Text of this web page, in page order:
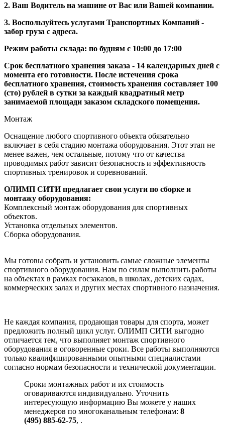
2. Ваш Водитель на машине от Вас или Вашей компании.
3. Воспользуйтесь услугами Транспортных Компаний -
забор груза с адреса.
Режим работы склада: по будням с 10:00 до 17:00
Срок бесплатного хранения заказа - 14 календарных дней с
момента его готовности. После истечения срока
бесплатного хранения, стоимость хранения составляет 100
(сто) рублей в сутки за каждый квадратный метр
занимаемой площади заказом складского помещения.
Монтаж
Оснащение любого спортивного объекта обязательно
включает в себя стадию монтажа оборудования. Этот этап не
менее важен, чем остальные, потому что от качества
проводимых работ зависит безопасность и эффективность
спортивных тренировок и соревнований.
ОЛИМП СИТИ предлагает свои услуги по сборке и
монтажу оборудования:
Комплексный монтаж оборудования для спортивных
объектов.
Установка отдельных элементов.
Сборка оборудования.
Мы готовы собрать и установить самые сложные элементы
спортивного оборудования. Нам по силам выполнить работы
на объектах в рамках госзаказов, в школах, детских садах,
коммерческих залах и других местах спортивного назначения.
Не каждая компания, продающая товары для спорта, может
предложить полный цикл услуг. ОЛИМП СИТИ выгодно
отличается тем, что выполняет монтаж спортивного
оборудования в оговоренные сроки. Все работы выполняются
только квалифицированными опытными специалистами
согласно нормам безопасности и технической документации.
Сроки монтажных работ и их стоимость
оговариваются индивидуально. Уточнить
интересующую информацию Вы можете у наших
менеджеров по многоканальным телефонам: 8
(495) 885-62-75, .